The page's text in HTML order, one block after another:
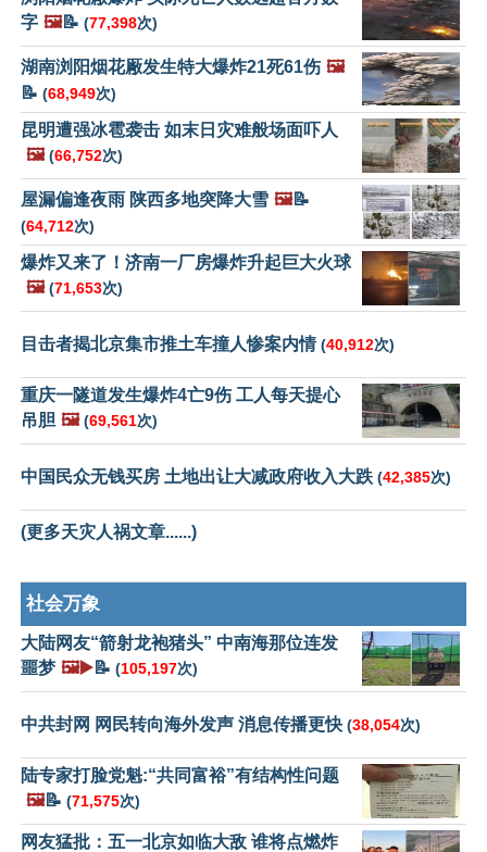
字 🖼️📝 (77,398次)
湖南浏阳烟花厰发生特大爆炸21死61伤 🖼️
📝 (68,949次)
昆明遭强冰雹袭击 如末日灾难般场面吓人
🖼️ (66,752次)
屋漏偏逢夜雨 陕西多地突降大雪 🖼️📝
(64,712次)
爆炸又来了！济南一厂房爆炸升起巨大火球
🖼️ (71,653次)
目击者揭北京集市推土车撞人惨案内情(40,912次)
重庆一隧道发生爆炸4亡9伤 工人每天提心
吊胆 🖼️ (69,561次)
中国民众无钱买房 土地出让大减政府收入大跌 (42,385次)
(更多天灾人祸文章......)
社会万象
大陆网友“箭射龙袍猪头” 中南海那位连发
噩梦 🖼️▶️📝 (105,197次)
中共封网 网民转向海外发声 消息传播更快 (38,054次)
陆专家打脸党魁:“共同富裕”有结构性问题
🖼️📝 (71,575次)
网友猛批：五一北京如临大敌 谁将点燃炸